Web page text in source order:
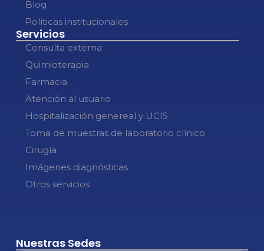
Blog
Políticas institucionales
Servicios
Consulta externa
Quimioterapia
Farmacia
Atención al usuario
Hospitalización genereal y UCIS
Toma de muestras de laboratorio clínico
Cirugía
Imágenes diagnósticas
Otros servicios
Nuestras Sedes